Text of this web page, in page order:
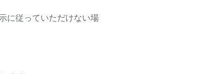
に従っていただけない場